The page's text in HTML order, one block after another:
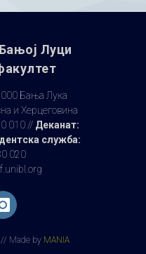
Луци
Бања Лука
и Херцеговина
010 // Деканат:
служба:
020
Made by MANIA